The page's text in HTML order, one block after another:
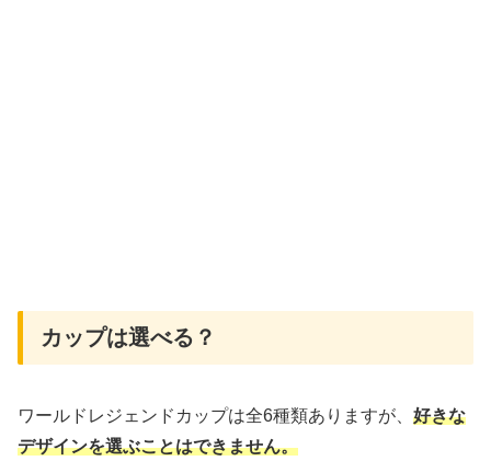
カップは選べる？
ワールドレジェンドカップは全6種類ありますが、 好きな
デザインを選ぶことはできません。